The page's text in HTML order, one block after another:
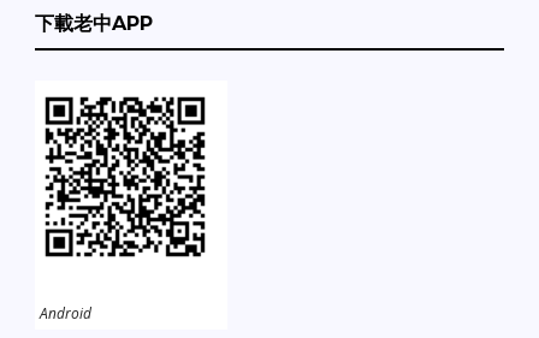
下載老中APP
Android